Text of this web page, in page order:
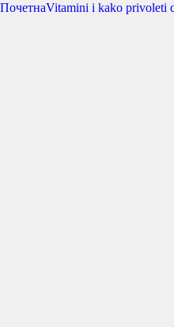
ПочетнаVitamini i kako privoleti